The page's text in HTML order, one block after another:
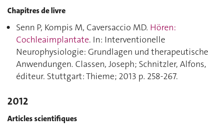
Chapitres de livre
Senn P, Kompis M, Caversaccio MD. Hören:
Cochleaimplantate. In: Interventionelle
Neurophysiologie: Grundlagen und therapeutische
Anwendungen. Classen, Joseph; Schnitzler, Alfons,
éditeur. Stuttgart: Thieme; 2013 p. 258‑267.
2012
Articles scientifiques